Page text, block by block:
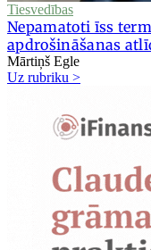
Tiesvedības
Nepamatoti īss
apdrošināšanas
Mārtiņš Egle
Uz rubriku >